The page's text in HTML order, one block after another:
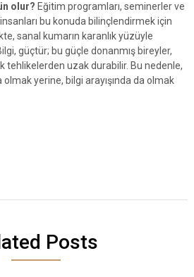
olur? Eğitim programları, seminerler ve
bu konuda bilinçlendirmek için
sanal kumarın karanlık yüzüyle
güçtür; bu güçle donanmış bireyler,
tehlikelerden uzak durabilir. Bu nedenle,
olmak yerine, bilgi arayışında da olmak
Posts